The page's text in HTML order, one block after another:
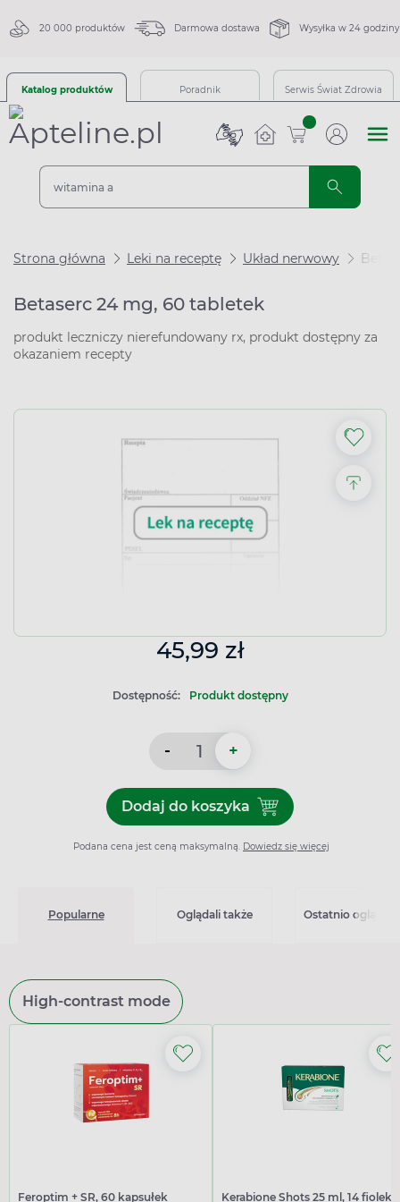
20 000 produktów Darmowa dostawa Wysyłka w 24 godziny
Katalog produktów Poradnik Serwis Świat Zdrowia
sztuk
Strona główna Leki na receptę Układ nerwowy
Betaserc 24 mg, 60 tabletek
produkt leczniczy nierefundowany rx, produkt dostępny za
okazaniem recepty
45,99 zł
Dostępność: Produkt dostępny
- +
Dodaj do koszykaDodaj do koszyka
Podana cena jest ceną maksymalną. Dowiedz się więcej
Popularne Oglądali także Ostatnio
High-contrast mode
Feroptim + SR, 60 kapsułek Kerabione Shots 25 ml, 14 fiolek